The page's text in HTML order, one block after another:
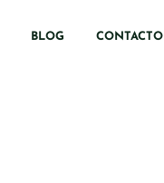
BLOG CONTACTO